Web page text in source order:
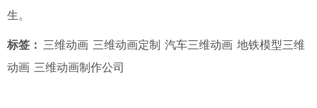
生。
标签： 三维动画 三维动画定制 汽车三维动画 地铁模型三维
动画 三维动画制作公司